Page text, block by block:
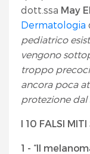
dott.ssa May
Dermatologia
pediatrico
vengono
troppo precoci
ancora poca
protezione dal
I 10 FALSI
1 - “Il